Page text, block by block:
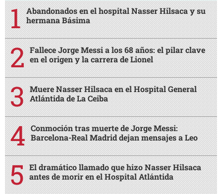
Abandonados en el hospital Nasser Hilsaca y su
hermana Básima
Fallece Jorge Messi a los 68 años: el pilar clave
en el origen y la carrera de Lionel
Muere Nasser Hilsaca en el Hospital General
Atlántida de La Ceiba
Conmoción tras muerte de Jorge Messi:
Barcelona-Real Madrid dejan mensajes a Leo
El dramático llamado que hizo Nasser Hilsaca
antes de morir en el Hospital Atlántida